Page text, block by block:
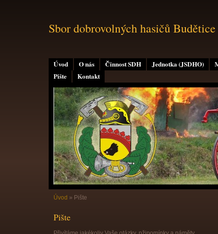
Úvod O nás Činnost SDH Jednotka (JSDHO)
Pište
Kontakt
Sbor dobrovolných hasičů Budětice
Úvod » Pište
Pište